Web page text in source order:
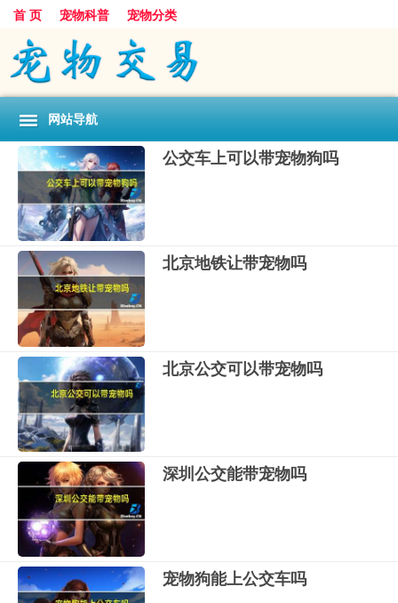
首 页 宠物科普 宠物分类
网站导航
公交车上可以带宠物狗吗
北京地铁让带宠物吗
北京公交可以带宠物吗
深圳公交能带宠物吗
宠物狗能上公交车吗